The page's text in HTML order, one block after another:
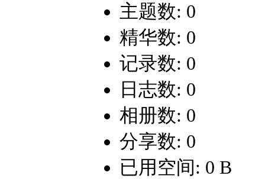
主题数: 0
精华数: 0
记录数: 0
日志数: 0
相册数: 0
分享数: 0
已用空间: 0 B